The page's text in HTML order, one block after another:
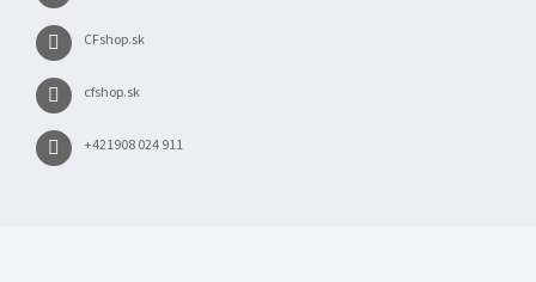
CFshop.sk
cfshop.sk
+421908 024 911